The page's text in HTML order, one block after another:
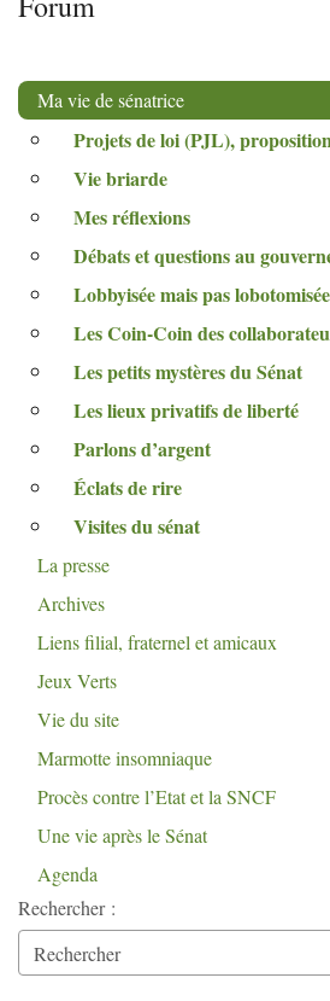
Ma vie de sénatrice
Projets de loi (PJL),
Vie briarde
Mes réflexions
Débats et questions au
Lobbyisée mais pas lobotomisée
Les Coin-Coin des
Les petits mystères du Sénat
Les lieux privatifs de liberté
Parlons d’argent
Éclats de rire
Visites du sénat
La presse
Archives
Liens filial, fraternel et amicaux
Jeux Verts
Vie du site
Marmotte insomniaque
Procès contre l’Etat et laSNCF
Une vie après le Sénat
Agenda
Rechercher :